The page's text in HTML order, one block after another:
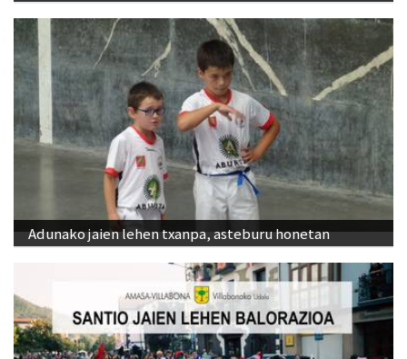
Adunako jaien lehen txanpa, asteburu honetan